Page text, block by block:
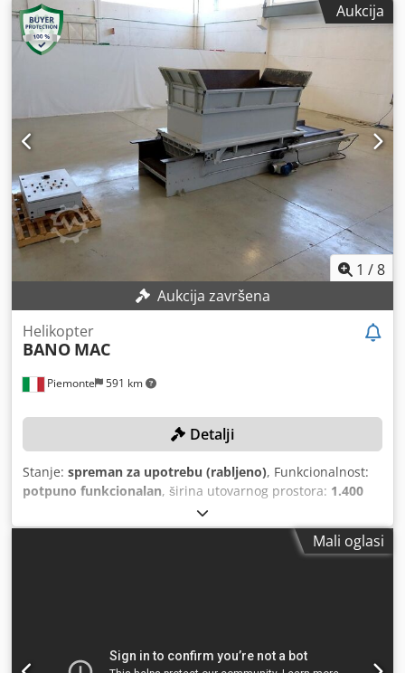
Aukcija
1 /8
Aukcija završena
Piemonte 591 km
Helikopter
BANO MAC
Detalji
Stanje: spreman za upotrebu (rabljeno), Funkcionalnost:
potpuno funkcionalan, širina utovarnog prostora: 1.400
, duljina prostora za utovar:
duljina:6.600 mm, ukupna širina:2.150 mm, ukupna
, TEHNIČKI DETALJI Dkedpfx Agjxw UMali oglasi